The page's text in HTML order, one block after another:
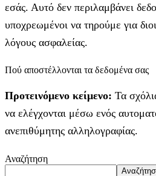
εσάς. Αυτό δεν περιλαμβάνει
υποχρεωμένοι να τηρούμε για
λόγους ασφαλείας.
Πού αποστέλλονται τα δεδομένα σας
Προτεινόμενο κείμενο: Τα
να ελέγχονται μέσω ενός
ανεπιθύμητης αλληλογραφίας.
Αναζήτηση